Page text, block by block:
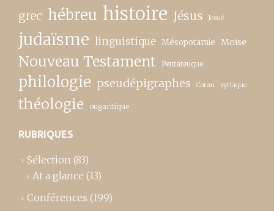
grec hébreu histoire Jésus Josué
judaïsme linguistique Mésopotamie Moïse
Nouveau Testament Pentateuque
philologie pseudépigraphes Coran syriaque
théologie ougaritique
RUBRIQUES
Sélection (83)
At a glance (13)
Conférences (199)